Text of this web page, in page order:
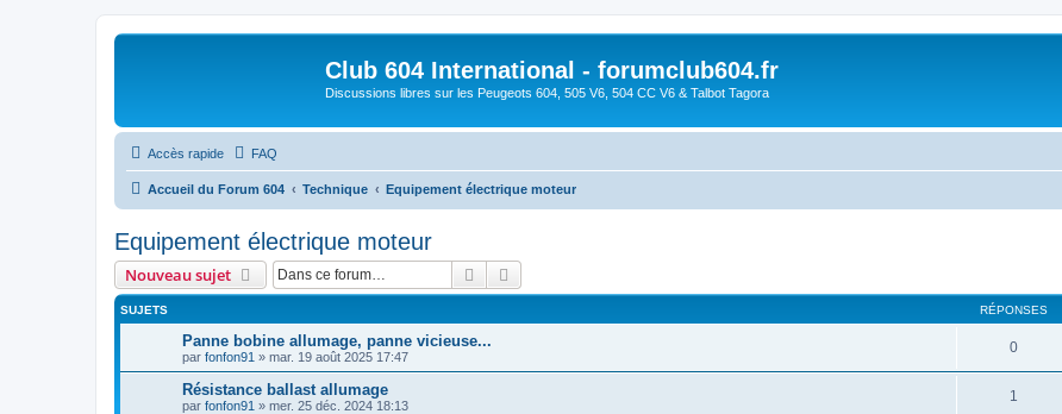
Club 604 International - forumclub604.fr
Discussions libres sur les Peugeots 604, 505 V6, 504 CC V6 & Talbot Tagora
Accès rapide FAQ
Accueil du Forum 604 Technique Equipement électrique moteur
Equipement électrique moteur
Nouveau sujet Rechercher
SUJETS RÉPONSES
Panne bobine allumage, panne vicieuse...
par fonfon91 » mar. 19 août 2025 17:47
0
Résistance ballast allumage
par fonfon91 » mer. 25 déc. 2024 18:13
1